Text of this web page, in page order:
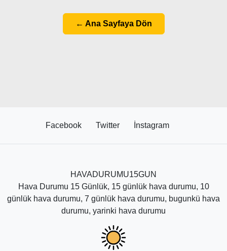
← Ana Sayfaya Dön
Facebook Twitter İnstagram
HAVADURUMU15GUN
Hava Durumu 15 Günlük, 15 günlük hava durumu, 10
günlük hava durumu, 7 günlük hava durumu, bugunkü hava
durumu, yarinki hava durumu